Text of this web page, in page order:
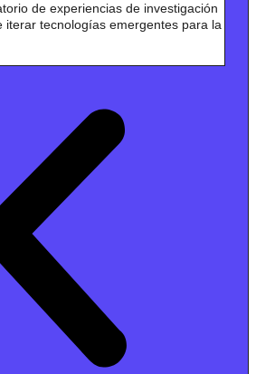
de experiencias de investigación
iterar tecnologías emergentes para la